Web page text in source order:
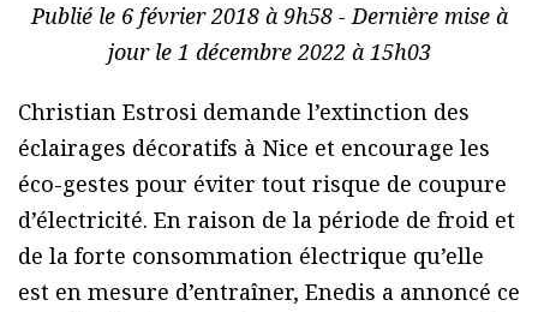
Publié le 6 février 2018 à 9h58 - Dernière mise à
jour le 1 décembre 2022 à 15h03
Christian Estrosi demande l’extinction des
éclairages décoratifs à Nice et encourage les
éco-gestes pour éviter tout risque de coupure
d’électricité. En raison de la période de froid et
de la forte consommation électrique qu’elle
est en mesure d’entraîner, Enedis a annoncé ce